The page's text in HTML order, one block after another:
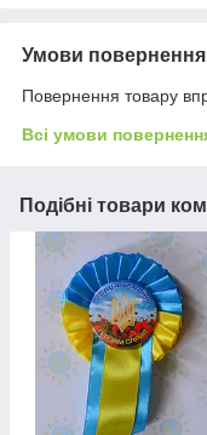
Умови повернення
Повернення товару
Всі умови
Подібні товари